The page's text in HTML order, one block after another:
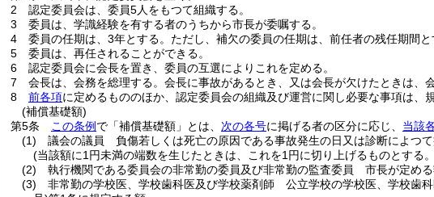
2
認定委員会は、委員5人をもつて組織する。
3
委員は、学識経験を有する者のうちから市長が委嘱する。
4
委員の任期は、3年とする。 ただし、補欠の委員の任期は、前任者の残任期間と
5
委員は、再任されることができる。
6
認定委員会に会長を置き、委員の互選によりこれを定める。
7
会長は、会務を総理する。 会長に事故があるとき、又は会長が欠けたときは、
8
前各項に定めるもののほか、認定委員会の組織及び運営に関し必要な事項は、
(補償基礎額)
第5条
この条例 で「補償基礎額」とは、 次の各号に掲げる者の区分に応じ、 当該
(1)
議会の議員 負傷若しくは死亡の原因である事故発生の日又は診断によつ
(当該額に1円未満の端数を生じたときは、これを1円に切り上げるものとする
(2)
執行機関である委員会の非常勤の委員及び非常勤の監査委員 市長が定め
(3)
非常勤の学校医、学校歯科医及び学校薬剤師 公立学校の学校医、学校歯